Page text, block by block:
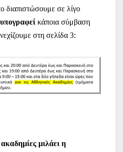
διαπιστώσουμε σε λίγο
κάποια σύμβαση
στη σελίδα 3:
μιλάει η